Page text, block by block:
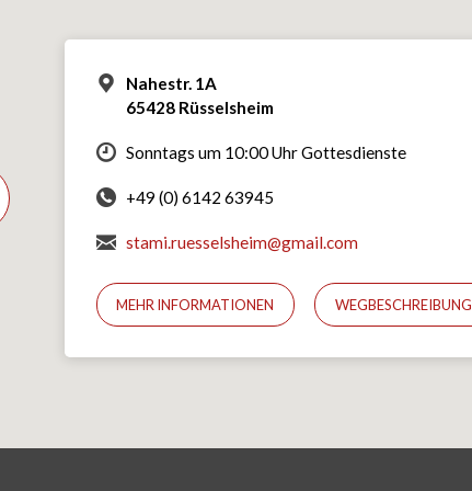
Nahestr. 1A
65428 Rüsselsheim
Sonntags um 10:00 Uhr Gottesdienste
+49 (0) 6142 63945
stami.ruesselsheim@gmail.com
MEHR INFORMATIONEN WEGBESCHREIBUNG